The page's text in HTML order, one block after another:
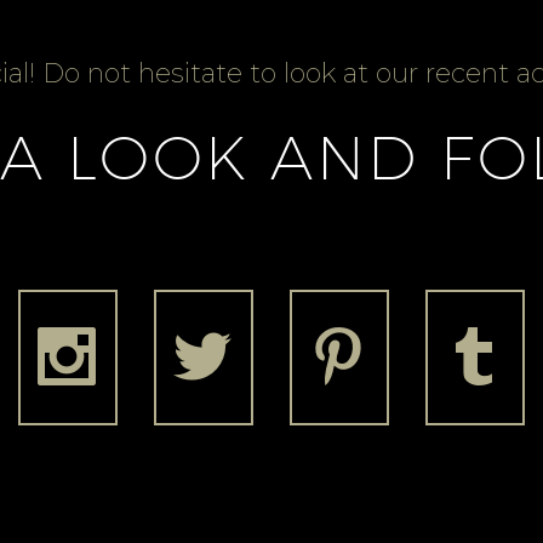
Do not hesitate to look at our recent
LOOK AND

 
 
 
